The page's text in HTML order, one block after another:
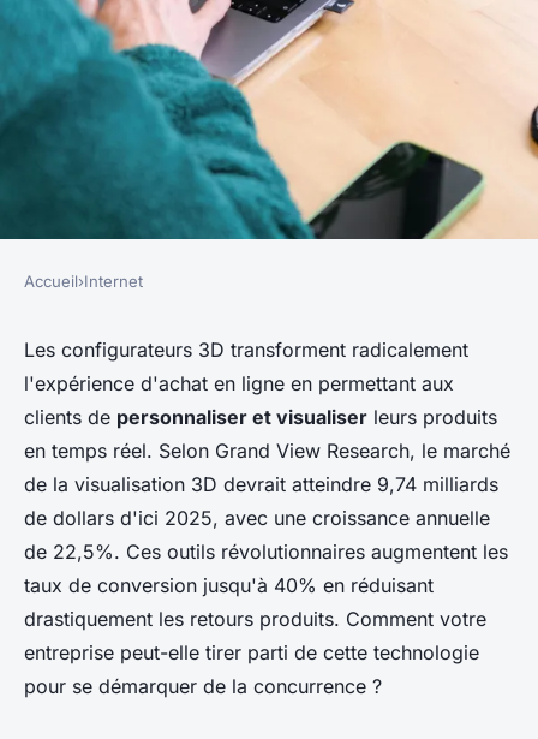
Créez votre configurateur 3d
sur-mesure pour e-commerce
Timéo•2 décembre 2025•6 min de lecture
Accueil›Internet
Les configurateurs 3D transforment radicalement
l'expérience d'achat en ligne en permettant aux
clients de personnaliser et visualiser leurs produits
en temps réel. Selon Grand View Research, le marché
de la visualisation 3D devrait atteindre 9,74 milliards
de dollars d'ici 2025, avec une croissance annuelle
de 22,5%. Ces outils révolutionnaires augmentent les
taux de conversion jusqu'à 40% en réduisant
drastiquement les retours produits. Comment votre
entreprise peut-elle tirer parti de cette technologie
pour se démarquer de la concurrence ?